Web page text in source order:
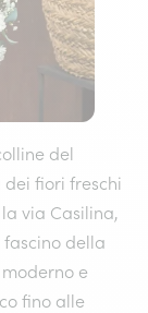
del
fiori freschi
via Casilina,
fascino della
e
fino alle